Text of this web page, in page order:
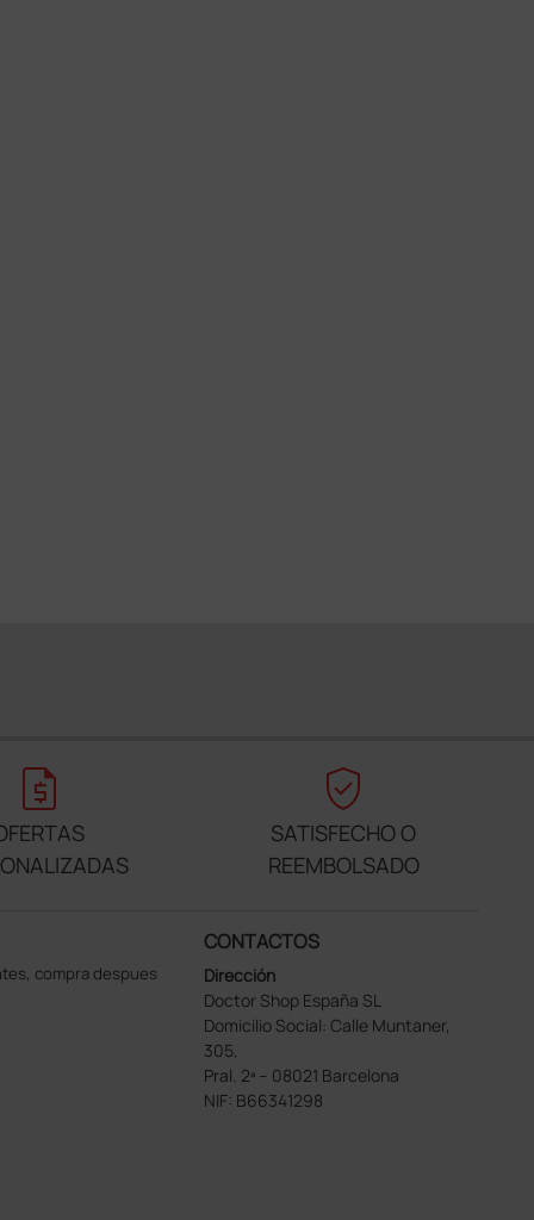
request_quote verified_user
SATISFECHO O
REEMBOLSADO
compra despues
CONTACTOS
Dirección
Doctor Shop España SL
Domicilio Social: Calle Muntaner,
305,
Pral. 2ª – 08021 Barcelona
NIF: B66341298